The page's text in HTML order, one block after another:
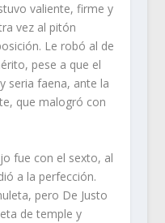
valiente, firme y
vez al pitón
Le robó al de
pese a que el
seria faena, ante la
que malogró con
fue con el sexto, al
a la perfección.
pero De Justo
de temple y